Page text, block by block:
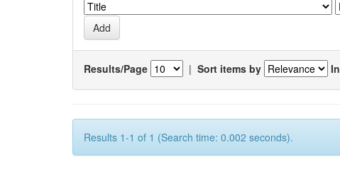
Results/Page | Sort items by
Results 1-1 of 1 (Search time: 0.002 seconds).